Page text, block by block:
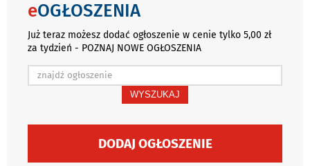
eOGŁOSZENIA
Już teraz możesz dodać ogłoszenie w cenie tylko 5,00 zł
za tydzień - POZNAJ NOWE OGŁOSZENIA
WYSZUKAJ
DODAJ OGŁOSZENIE